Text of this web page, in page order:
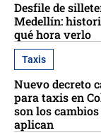
Desfile de
Medellín:
qué hora verlo
Taxis
Nuevo decreto
para taxis en
son los
aplican